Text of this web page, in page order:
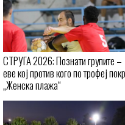
СТРУГА 2026: Познати групите –
еве кој против кого по трофеј
„Женска плажа“